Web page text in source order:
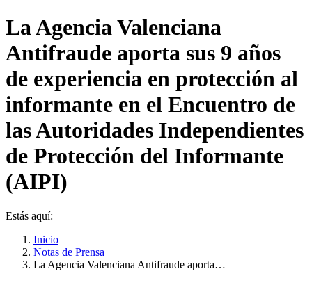
La Agencia Valenciana
Antifraude aporta sus 9 años
de experiencia en protección al
informante en el Encuentro de
las Autoridades Independientes
de Protección del Informante
(AIPI)
Estás aquí:
Inicio
Notas de Prensa
La Agencia Valenciana Antifraude aporta…